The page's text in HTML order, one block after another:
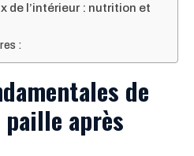
de l’intérieur : nutrition et
:
de
paille après